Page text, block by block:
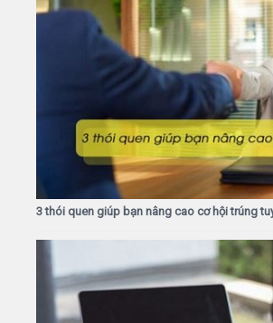
3 thói quen giúp bạn nâng cao cơ hội trúng